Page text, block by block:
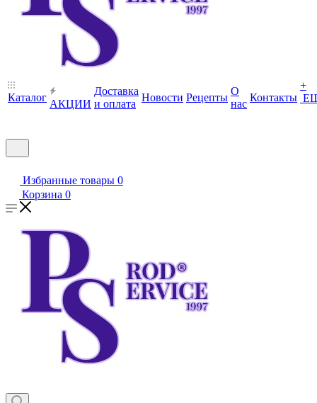
Каталог
АКЦИИ
Доставка
и оплата
Новости Рецепты
О
нас
Контакты
+
Избранные товары 0
Корзина 0